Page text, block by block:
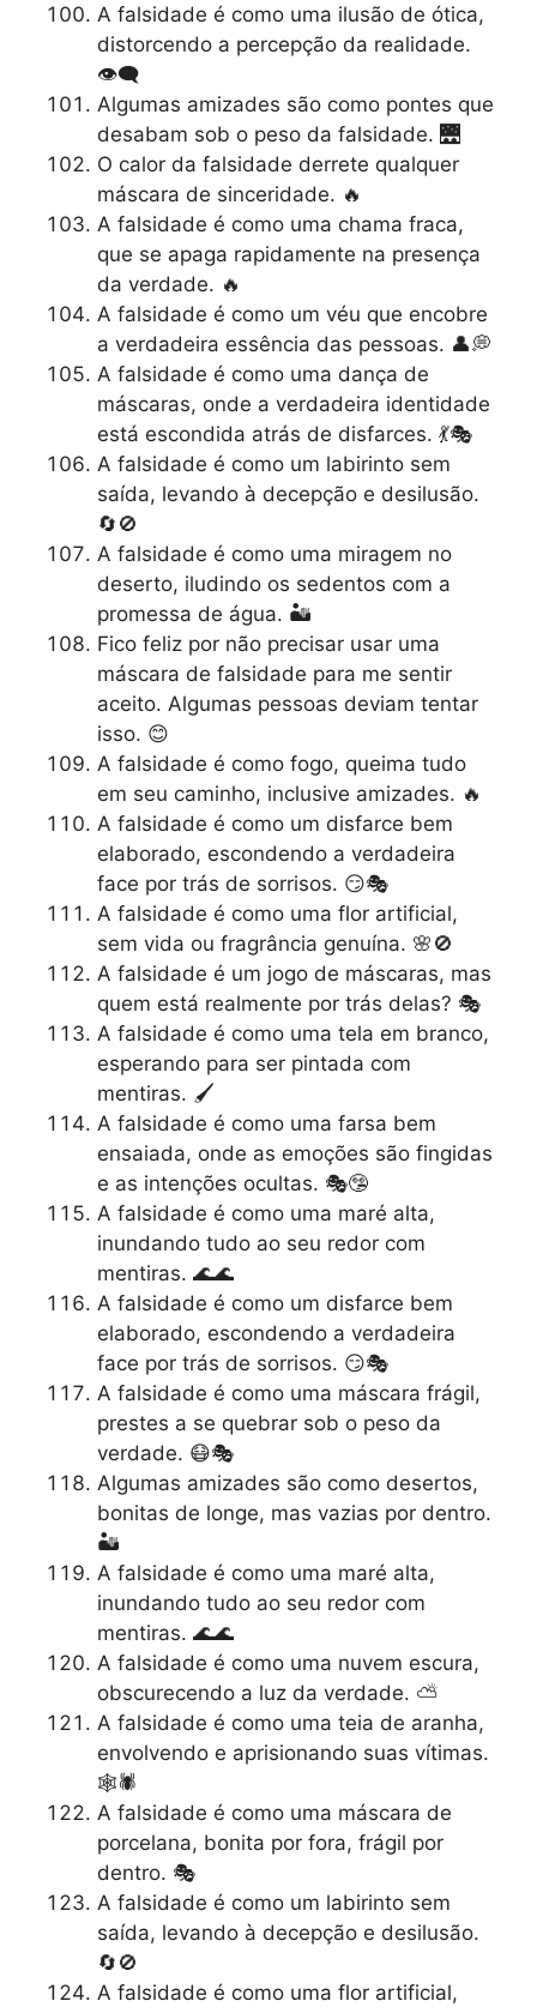
A falsidade é como uma ilusão de ótica,
distorcendo a percepção da realidade.
👁️‍🗨️
Algumas amizades são como pontes que
desabam sob o peso da falsidade. 🌉
O calor da falsidade derrete qualquer
máscara de sinceridade. 🔥
A falsidade é como uma chama fraca,
que se apaga rapidamente na presença
da verdade. 🔥
A falsidade é como um véu que encobre
a verdadeira essência das pessoas. 👤💭
A falsidade é como uma dança de
máscaras, onde a verdadeira identidade
está escondida atrás de disfarces. 💃🎭
A falsidade é como um labirinto sem
saída, levando à decepção e desilusão.
🔄🚫
A falsidade é como uma miragem no
deserto, iludindo os sedentos com a
promessa de água. 🏜️
Fico feliz por não precisar usar uma
máscara de falsidade para me sentir
aceito. Algumas pessoas deviam tentar
isso. 😊
A falsidade é como fogo, queima tudo
em seu caminho, inclusive amizades. 🔥
A falsidade é como um disfarce bem
elaborado, escondendo a verdadeira
face por trás de sorrisos. 😏🎭
A falsidade é como uma flor artificial,
sem vida ou fragrância genuína. 🌸🚫
A falsidade é um jogo de máscaras, mas
quem está realmente por trás delas? 🎭
A falsidade é como uma tela em branco,
esperando para ser pintada com
mentiras. 🖌️
A falsidade é como uma farsa bem
ensaiada, onde as emoções são fingidas
e as intenções ocultas. 🎭🤥
A falsidade é como uma maré alta,
inundando tudo ao seu redor com
mentiras. 🌊🌊
A falsidade é como um disfarce bem
elaborado, escondendo a verdadeira
face por trás de sorrisos. 😏🎭
A falsidade é como uma máscara frágil,
prestes a se quebrar sob o peso da
verdade. 😷🎭
Algumas amizades são como desertos,
bonitas de longe, mas vazias por dentro.
🏜️
A falsidade é como uma maré alta,
inundando tudo ao seu redor com
mentiras. 🌊🌊
A falsidade é como uma nuvem escura,
obscurecendo a luz da verdade. ⛅
A falsidade é como uma teia de aranha,
envolvendo e aprisionando suas vítimas.
🕸️🕷️
A falsidade é como uma máscara de
porcelana, bonita por fora, frágil por
dentro. 🎭
A falsidade é como um labirinto sem
saída, levando à decepção e desilusão.
🔄🚫
A falsidade é como uma flor artificial,